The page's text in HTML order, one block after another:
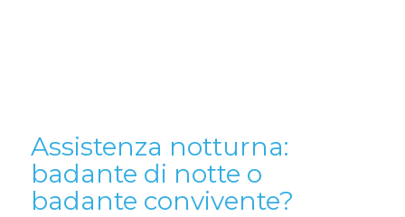
Assistenza notturna:
badante di notte o
badante convivente?